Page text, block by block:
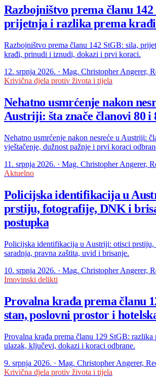
Razbojništvo prema članu
prijetnja i razlika prema
Razbojništvo prema članu 142 StGB: sila,
krađi, prinudi i iznudi, dokazi i prvi koraci.
12. srpnja 2026. · Mag. Christopher Angerer,
Krivična djela protiv života i tijela
Nehatno usmrćenje nakon
Austriji: šta znače članovi 80 i
Nehatno usmrćenje nakon nesreće u Austriji:
vještačenje, dužnost pažnje i prvi koraci
11. srpnja 2026. · Mag. Christopher Angerer,
Aktuelno
Policijska identifikacija u
prstiju, fotografije, DNK i
postupka
Policijska identifikacija u Austriji: otisci
saradnja, pravna zaštita, uvid i brisanje.
10. srpnja 2026. · Mag. Christopher Angerer,
Imovinski delikti
Provalna krađa prema članu
stan, poslovni prostor i
Provalna krađa prema članu 129 StGB: razlika
ulazak, ključevi, dokazi i koraci odbrane.
9. srpnja 2026. · Mag. Christopher Angerer,
Krivična djela protiv života i tijela